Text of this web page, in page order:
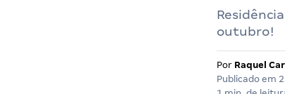
outubro!
Por Raquel
Publicado em